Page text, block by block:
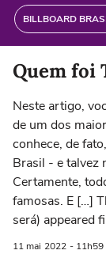
BILLBOARD
Quem foi
Neste artigo,
de um dos
conhece, de
Brasil - e talvez
Certamente,
famosas. E […]
será) appeared
11 mai 2022 - 11h59